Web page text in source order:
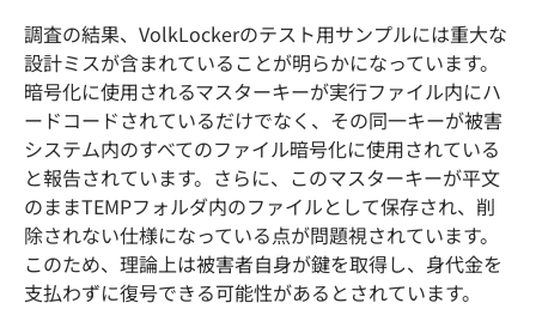
調査の結果、VolkLockerのテスト用サンプルには重大な
設計ミスが含まれていることが明らかになっています。
暗号化に使用されるマスターキーが実行ファイル内にハ
ードコードされているだけでなく、その同一キーが被害
システム内のすべてのファイル暗号化に使用されている
と報告されています。さらに、このマスターキーが平文
のままTEMPフォルダ内のファイルとして保存され、削
除されない仕様になっている点が問題視されています。
このため、理論上は被害者自身が鍵を取得し、身代金を
支払わずに復号できる可能性があるとされています。